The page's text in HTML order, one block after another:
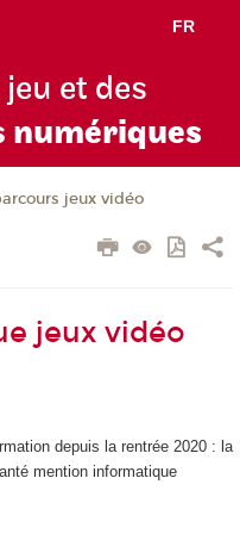
FR
et des
numériques
jeux vidéo
jeux vidéo
depuis la rentrée 2020 : la
mention informatique